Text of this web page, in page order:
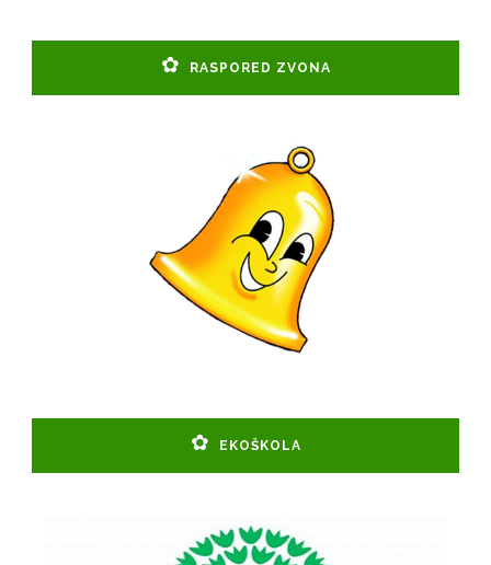
RASPORED ZVONA
EKOŠKOLA